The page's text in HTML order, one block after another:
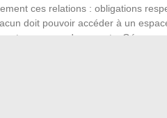
ces relations : obligations
doit pouvoir accéder à un
retrouver ses documents. Gérer